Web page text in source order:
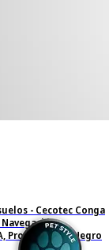
- Cecotec Conga
Navegación
Programable, Negro